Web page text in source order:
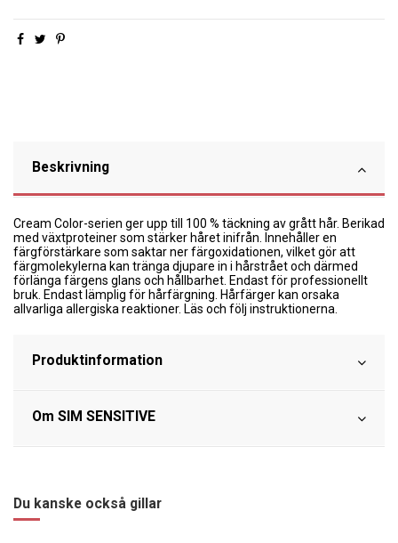
Beskrivning
Cream Color-serien ger upp till 100 % täckning av grått hår. Berikad
med växtproteiner som stärker håret inifrån. Innehåller en
färgförstärkare som saktar ner färgoxidationen, vilket gör att
färgmolekylerna kan tränga djupare in i hårstrået och därmed
förlänga färgens glans och hållbarhet. Endast för professionellt
bruk. Endast lämplig för hårfärgning. Hårfärger kan orsaka
allvarliga allergiska reaktioner. Läs och följ instruktionerna.
Produktinformation
Om SIM SENSITIVE
Du kanske också gillar